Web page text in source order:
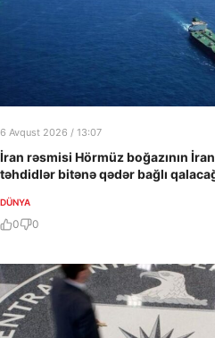
6 Avqust 2026 / 13:07
İran rəsmisi Hörmüz boğazının
təhdidlər bitənə qədər bağlı
DÜNYA
0 0